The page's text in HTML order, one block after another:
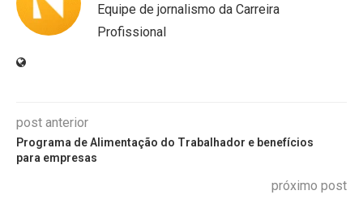
Equipe de jornalismo da Carreira
Profissional
post anterior
Programa de Alimentação do Trabalhador e benefícios
para empresas
próximo post